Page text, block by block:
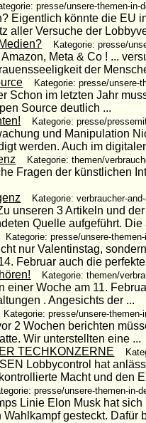
presse/unsere-themen-in-
Eigentlich könnte die EU
aller Versuche der
Kategorie: presse/
Meta & Co ! ...
der
Kategorie: presse/unsere-
Schon im letzten Jahr
Source deutlich ...
Kategorie: presse/
und Manipulation
werden. Auch im
Kategorie: themen/
Fragen der künstlichen
Kategorie: verbraucher-
unseren 3 Artikeln und
Quelle aufgeführt. Die
Kategorie: presse/unsere-
nur Valentinstag,
Februar auch die perfekte
Kategorie: themen/
einer Woche am 11.
. Angesichts der ...
Kategorie: presse/unsere-themen-
2 Wochen berichten
Wir unterstellten eine ...
TECHKONZERNE
Lobbycontrol hat
Macht und den
presse/unsere-themen-in-
Linie Elon Musk hat
gesteckt. Dafür